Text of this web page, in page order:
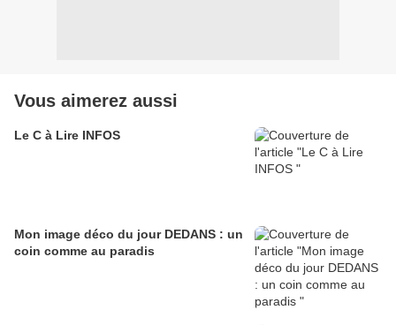
Vous aimerez aussi
Le C à Lire INFOS
Mon image déco du jour DEDANS : un
coin comme au paradis